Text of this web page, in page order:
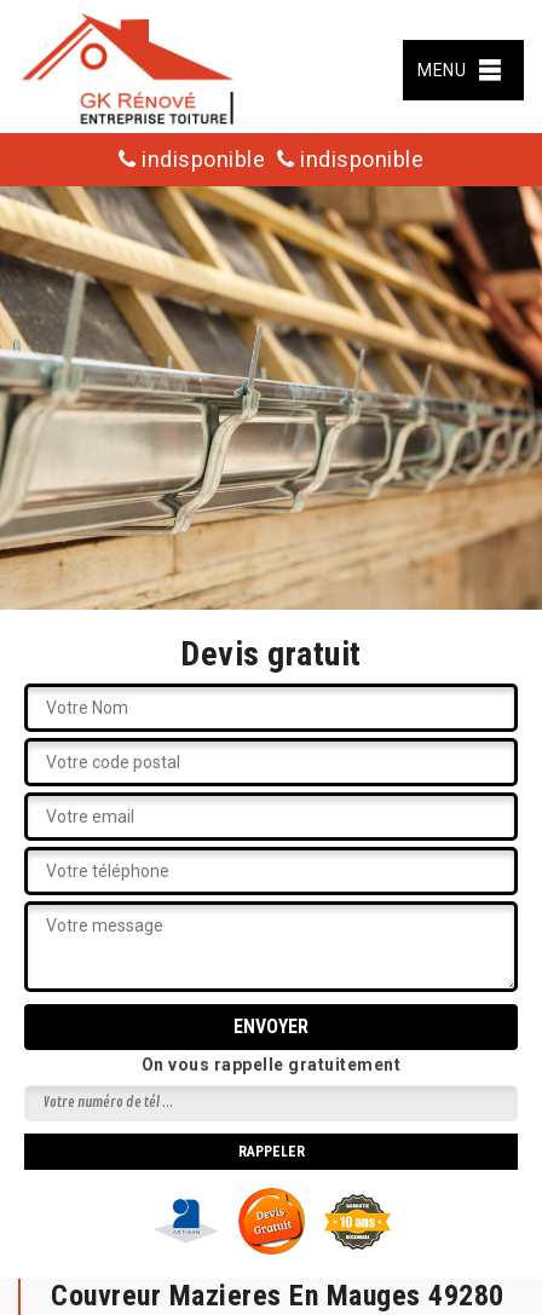
MENU
indisponible indisponible
Devis gratuit
On vous rappelle gratuitement
Couvreur Mazieres En Mauges 49280